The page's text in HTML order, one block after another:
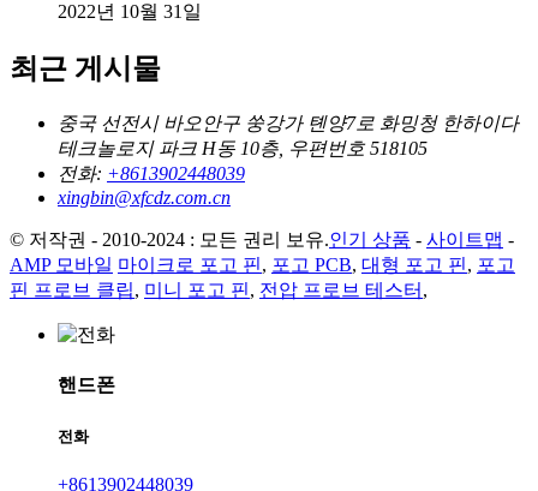
2022년 10월 31일
최근 게시물
중국 선전시 바오안구 쑹강가 톈양7로 화밍청 한하이다
테크놀로지 파크 H동 10층, 우편번호 518105
전화: +8613902448039
xingbin@xfcdz.com.cn
© 저작권 - 2010-2024 : 모든 권리 보유.인기 상품 - 사이트맵 -
AMP 모바일 마이크로 포고 핀, 포고 PCB, 대형 포고 핀, 포고
핀 프로브 클립, 미니 포고 핀, 전압 프로브 테스터 ,
핸드폰
전화
+8613902448039